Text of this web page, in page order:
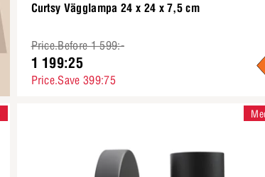
Curtsy Vägglampa 24 x 24 x 7,5 cm
Price.Before 1 599:-
1 199:25
Price.Save 399:75